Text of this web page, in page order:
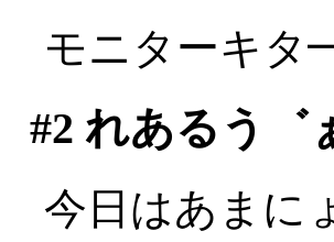
モニターキ
#2 れあるう゛
今日はあまに